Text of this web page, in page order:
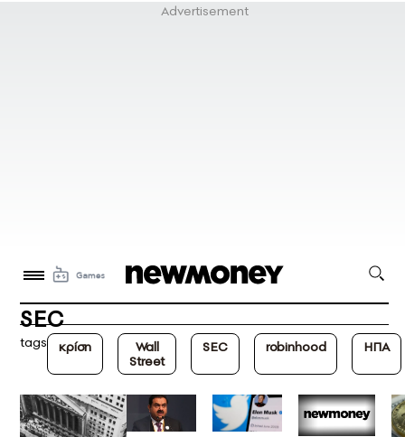
SEC
tags κρίση
Wall
Street
SEC robinhood ΗΠΑ